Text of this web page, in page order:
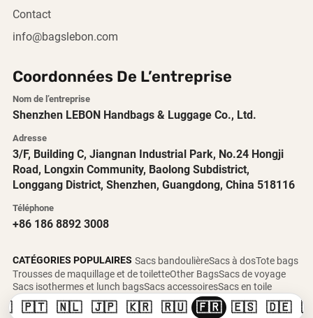
Contact
info@bagslebon.com
Coordonnées De L’entreprise
Nom de l’entreprise
Shenzhen LEBON Handbags & Luggage Co., Ltd.
Adresse
3/F, Building C, Jiangnan Industrial Park, No.24 Hongji
Road, Longxin Community, Baolong Subdistrict,
Longgang District, Shenzhen, Guangdong, China 518116
Téléphone
+86 186 8892 3008
CATÉGORIES POPULAIRES Sacs bandoulièreSacs à dosTote bags
Trousses de maquillage et de toiletteOther BagsSacs de voyage
Sacs isothermes et lunch bagsSacs accessoiresSacs en toile
🇵🇹 🇳🇱 🇯🇵 🇰🇷 🇷🇺 🇫🇷 🇪🇸 🇩🇪